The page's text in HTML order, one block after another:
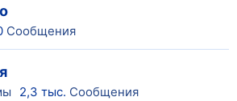
Сообщения
2,3 тыс. Сообщения